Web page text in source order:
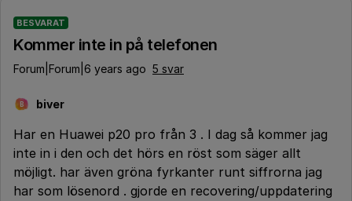
BESVARAT
Kommer inte in på telefonen
Forum|Forum|6 years ago 5 svar
B biver
Har en Huawei p20 pro från 3 . I dag så kommer jag
inte in i den och det hörs en röst som säger allt
möjligt. har även gröna fyrkanter runt siffrorna jag
har som lösenord . gjorde en recovering/uppdatering